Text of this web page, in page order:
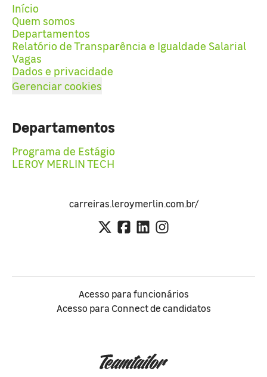
Início
Quem somos
Departamentos
Relatório de Transparência e Igualdade Salarial
Vagas
Dados e privacidade
Gerenciar cookies
Departamentos
Programa de Estágio
LEROY MERLIN TECH
carreiras.leroymerlin.com.br/
Acesso para funcionários
Acesso para Connect de candidatos